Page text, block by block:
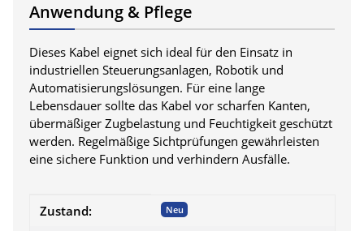
Anwendung & Pflege
Dieses Kabel eignet sich ideal für den Einsatz in
industriellen Steuerungsanlagen, Robotik und
Automatisierungslösungen. Für eine lange
Lebensdauer sollte das Kabel vor scharfen Kanten,
übermäßiger Zugbelastung und Feuchtigkeit geschützt
werden. Regelmäßige Sichtprüfungen gewährleisten
eine sichere Funktion und verhindern Ausfälle.
Produkteigenschaft
Wert
Zustand: Neu